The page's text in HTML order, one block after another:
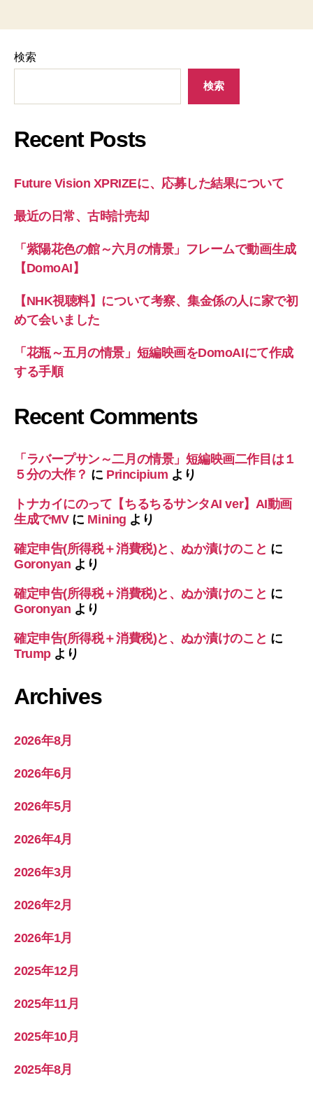
検索
検索
Recent Posts
Future Vision XPRIZEに、応募した結果について
最近の日常、古時計売却
「紫陽花色の館～六月の情景」フレームで動画生成
【DomoAI】
【NHK視聴料】について考察、集金係の人に家で初
めて会いました
「花瓶～五月の情景」短編映画をDomoAIにて作成
する手順
Recent Comments
「ラバープサン～二月の情景」短編映画二作目は１
５分の大作？ に Principium より
トナカイにのって【ちるちるサンタAI ver】AI動画
生成でMVに Mining より
確定申告(所得税＋消費税)と、ぬか漬けのこと に
Goronyan より
確定申告(所得税＋消費税)と、ぬか漬けのこと に
Goronyan より
確定申告(所得税＋消費税)と、ぬか漬けのこと に
Trumpより
Archives
2026年8月
2026年6月
2026年5月
2026年4月
2026年3月
2026年2月
2026年1月
2025年12月
2025年11月
2025年10月
2025年8月